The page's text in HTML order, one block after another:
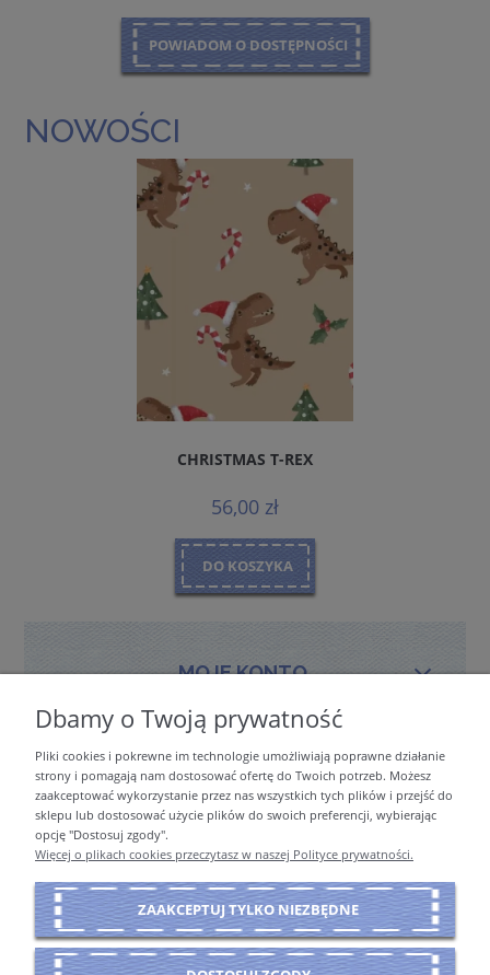
POWIADOM O DOSTĘPNOŚCI
NOWOŚCI
CHRISTMAS T-REX
56,00 zł
DO KOSZYKA
MOJE KONTO
PŁATNOŚCI I DOSTAWA
INFORMACJE
O NAS
Dbamy o Twoją prywatność
Pliki cookies i pokrewne im technologie umożliwiają poprawne działanie
strony i pomagają nam dostosować ofertę do Twoich potrzeb. Możesz
zaakceptować wykorzystanie przez nas wszystkich tych plików i przejść do
sklepu lub dostosować użycie plików do swoich preferencji, wybierając
opcję "Dostosuj zgody".
Więcej o plikach cookies przeczytasz w naszej Polityce prywatności.
ZAAKCEPTUJ TYLKO NIEZBĘDNE